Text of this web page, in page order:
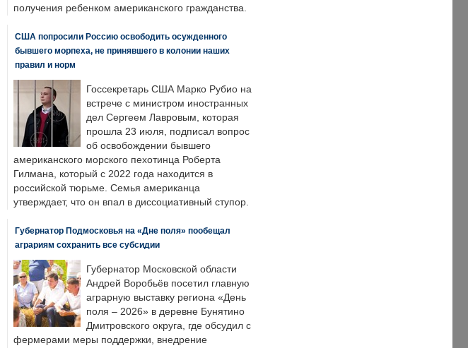
получения ребенком американского гражданства.
США попросили Россию освободить осужденного
бывшего морпеха, не принявшего в колонии наших
правил и норм
Госсекретарь США Марко Рубио на
встрече с министром иностранных
дел Сергеем Лавровым, которая
прошла 23 июля, подписал вопрос
об освобождении бывшего
американского морского пехотинца Роберта
Гилмана, который с 2022 года находится в
российской тюрьме. Семья американца
утверждает, что он впал в диссоциативный ступор.
Губернатор Подмосковья на «Дне поля» пообещал
аграриям сохранить все субсидии
Губернатор Московской области
Андрей Воробьёв посетил главную
аграрную выставку региона «День
поля – 2026» в деревне Бунятино
Дмитровского округа, где обсудил с
фермерами меры поддержки, внедрение